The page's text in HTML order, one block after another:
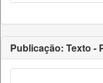
Publicação: Texto -